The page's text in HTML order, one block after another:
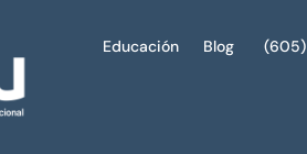
Educación Blog